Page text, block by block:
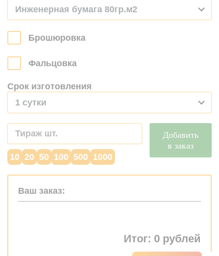
Инженерная бумага 80гр.м2
Брошюровка
Фальцовка
Срок изготовления
1 сутки
10 20 50 100 500 1000
Добавить
в заказ
Ваш заказ:
Итог: 0 рублей